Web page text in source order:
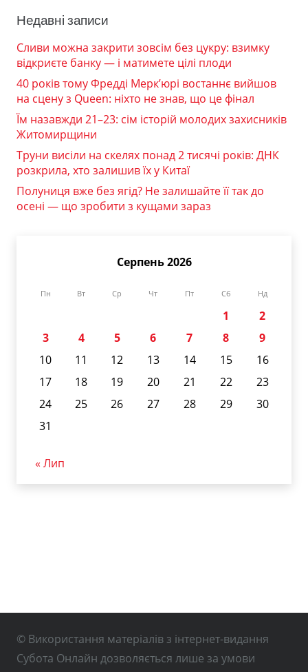
Недавні записи
Сливи можна закрити зовсім без цукру: взимку
відкриєте банку — і матимете цілі плоди
40 років тому Фредді Мерк’юрі востаннє вийшов
на сцену з Queen: ніхто не знав, що це фінал
Їм назавжди 21–23: сім історій молодих захисників
Житомирщини
Труни висіли на скелях понад 2 тисячі років: ДНК
розкрила, хто залишив їх у Китаї
Полуниця вже без ягід? Не залишайте її так до
осені — що зробити з кущами зараз
Серпень 2026
Пн Вт Ср Чт Пт Сб Нд
1
2
3
4 5 6 7 8
9
10
11 12 13 14 15
16
17
18 19 20 21 22
23
24
25 26 27 28 29
30
31
« Лип
© Використання матеріалів з інтернет-видання
Субота Онлайн дозволяється лише за умови